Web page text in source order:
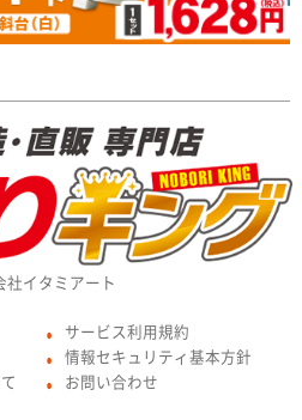
社イタミアート
● サービス利用規約
● 情報セキュリティ基本方針
● お問い合わせ